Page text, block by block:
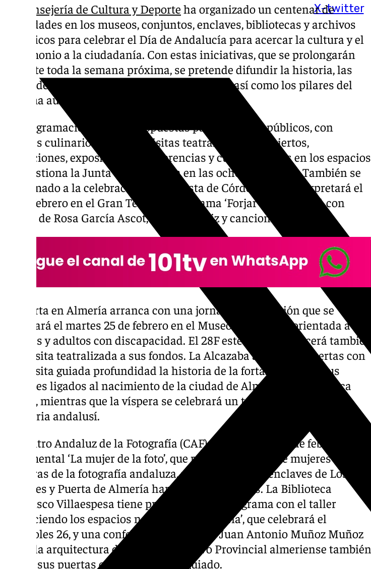
X-twitter
Consejería de Cultura y Deporte ha organizado un centenar de
actividades en los museos, conjuntos, enclaves, bibliotecas y archivos
históricos para celebrar el Día de Andalucía para acercar la cultura y el
patrimonio a la ciudadanía. Con estas iniciativas, que se prolongarán
durante toda la semana próxima, se pretende difundir la historia, las
señas de identidad y los símbolos andaluces, así como los pilares del
sistema autonómico.
La programación incluye propuestas para todos los públicos, con
talleres culinarios y de arte, visitas teatralizadas, conciertos,
actuaciones, exposiciones, conferencias y cuentacuentos en los espacios
que gestiona la Junta de Andalucía en las ocho provincias. También se
ha sumado a la celebración la Orquesta de Córdoba, que interpretará el
27 de febrero en el Gran Teatro el programa ‘Forjar identidades’, con
piezas de Rosa García Ascot, Isaac Albéniz y canciones populares.
La oferta en Almería arranca con una jornada de inclusión que se
celebrará el martes 25 de febrero en el Museo de Almería orientada a
jóvenes y adultos con discapacidad. El 28F este espacio ofrecerá también
una visita teatralizada a sus fondos. La Alcazaba abrirá sus puertas con
una visita guiada profundidad la historia de la fortaleza, desde sus
orígenes ligados al nacimiento de la ciudad de Almariya hasta época
actual, mientras que la víspera se celebrará un taller de herencia
culinaria andalusí.
El Centro Andaluz de la Fotografía (CAF) proyectará el 26 de febrero el
documental ‘La mujer de la foto’, que recoge el trabajo de mujeres
pioneras de la fotografía andaluza, mientras que los enclaves de Los
Millares y Puerta de Almería harán visitas guiadas. La Biblioteca
Francisco Villaespesa tiene presencia en el programa con el taller
‘Conociendo los espacios naturales de Almería’, que celebrará el
miércoles 26, y una conferencia a cargo de Juan Antonio Muñoz Muñoz
sobre la arquitectura del agua. El Archivo Provincial almeriense también
abrirá sus puertas con un recorrido guiado.